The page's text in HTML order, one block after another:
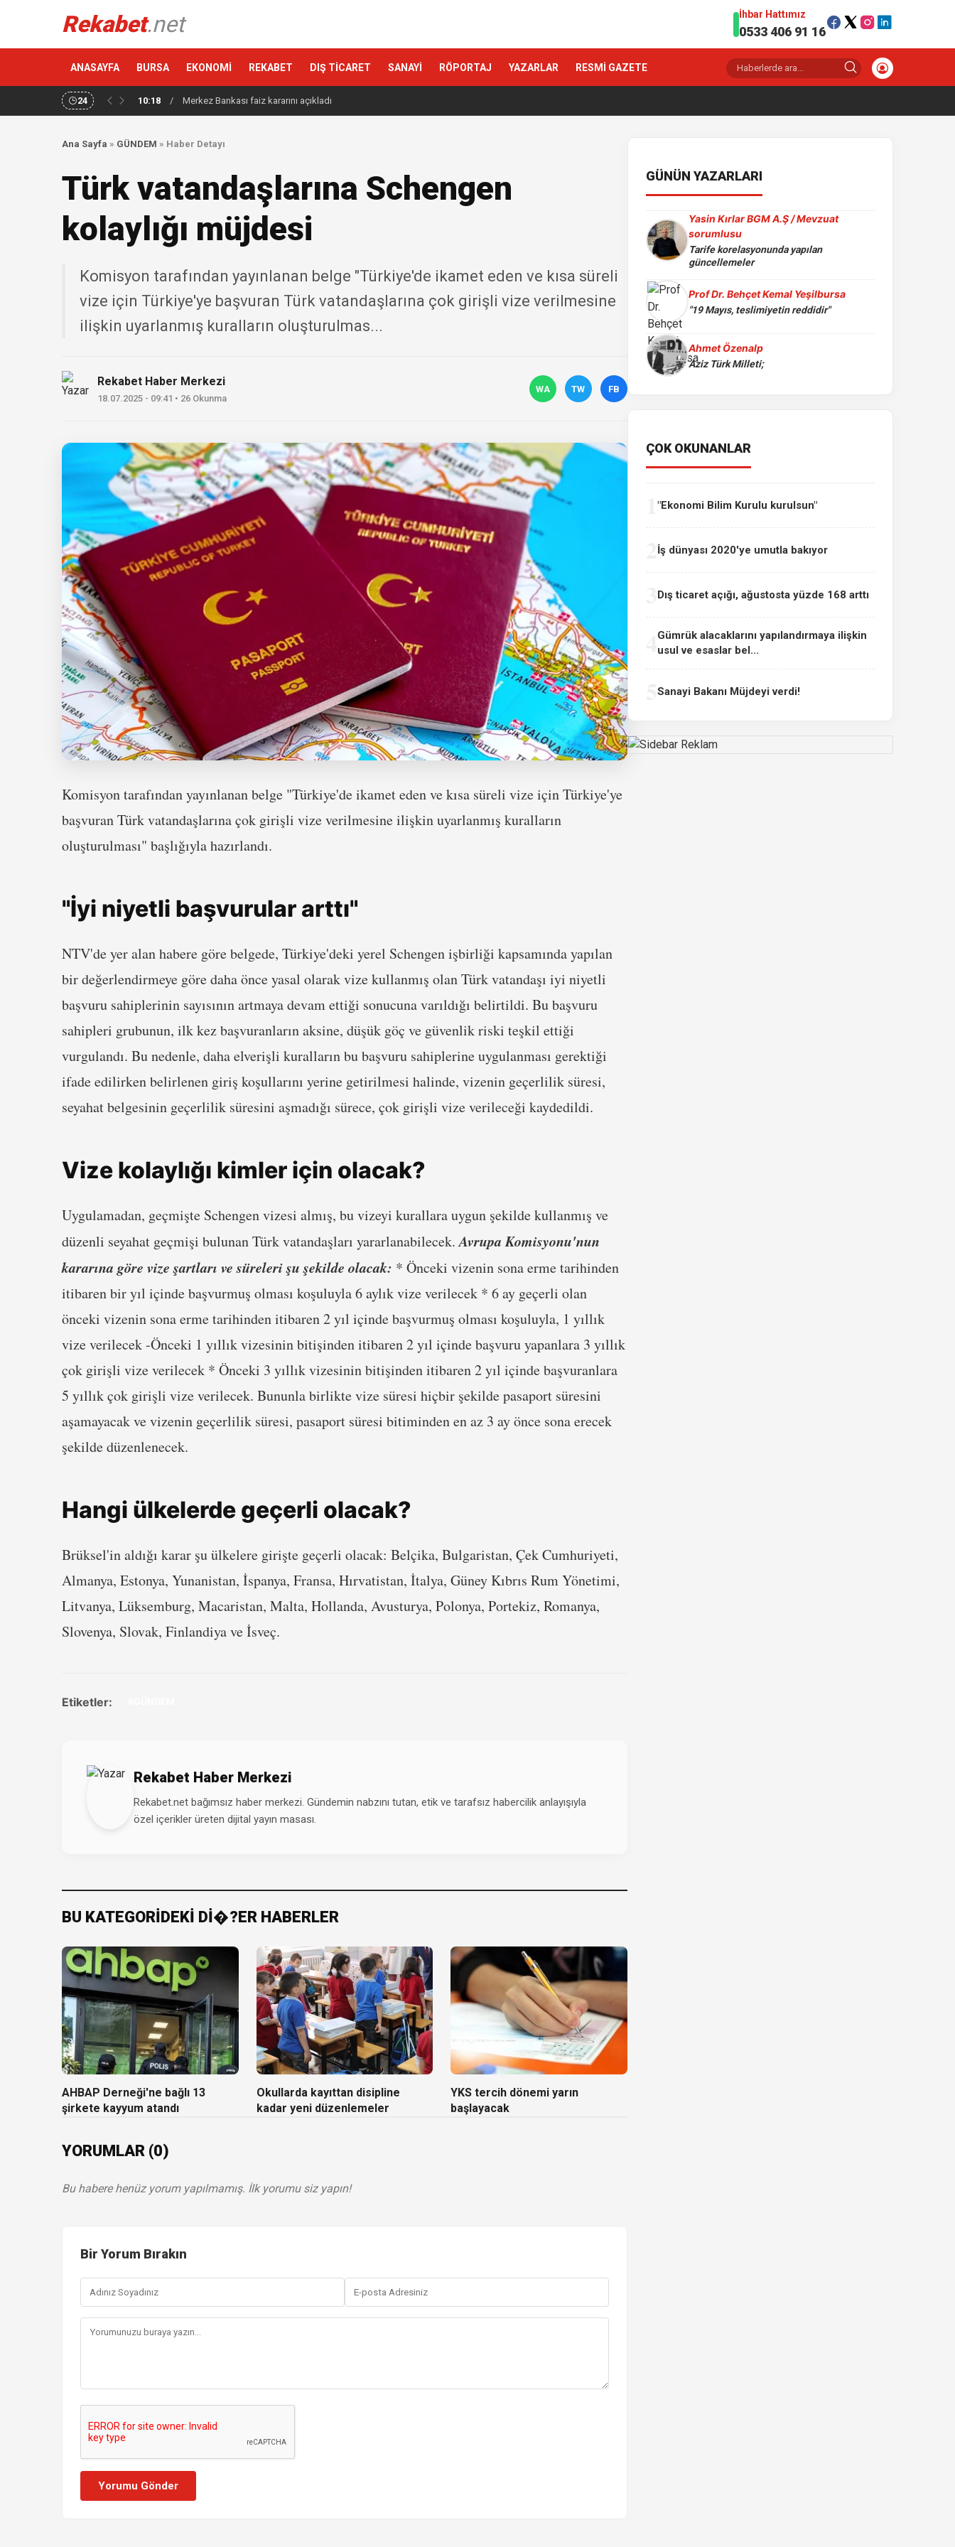
Rekabet.net İhbar Hattımız
0533 406 91 16
ANASAYFA BURSA EKONOMİ REKABET DIŞ TİCARET SANAYİ RÖPORTAJ YAZARLAR RESMİ GAZETE
24 10:18 / Merkez Bankası faiz kararını açıkladı
Ana Sayfa » GÜNDEM » Haber Detayı
Türk vatandaşlarına Schengen
kolaylığı müjdesi
Komisyon tarafından yayınlanan belge "Türkiye'de ikamet eden ve kısa süreli
vize için Türkiye'ye başvuran Türk vatandaşlarına çok girişli vize verilmesine
ilişkin uyarlanmış kuralların oluşturulmas...
Rekabet Haber Merkezi
18.07.2025 - 09:41 • 26 Okunma
WA TW FB
Komisyon tarafından yayınlanan belge "Türkiye'de ikamet eden ve kısa süreli vize için Türkiye'ye
başvuran Türk vatandaşlarına çok girişli vize verilmesine ilişkin uyarlanmış kuralların
oluşturulması" başlığıyla hazırlandı.
"İyi niyetli başvurular arttı"
NTV'de yer alan habere göre belgede, Türkiye'deki yerel Schengen işbirliği kapsamında yapılan
bir değerlendirmeye göre daha önce yasal olarak vize kullanmış olan Türk vatandaşı iyi niyetli
başvuru sahiplerinin sayısının artmaya devam ettiği sonucuna varıldığı belirtildi. Bu başvuru
sahipleri grubunun, ilk kez başvuranların aksine, düşük göç ve güvenlik riski teşkil ettiği
vurgulandı. Bu nedenle, daha elverişli kuralların bu başvuru sahiplerine uygulanması gerektiği
ifade edilirken belirlenen giriş koşullarını yerine getirilmesi halinde, vizenin geçerlilik süresi,
seyahat belgesinin geçerlilik süresini aşmadığı sürece, çok girişli vize verileceği kaydedildi.
Vize kolaylığı kimler için olacak?
Uygulamadan, geçmişte Schengen vizesi almış, bu vizeyi kurallara uygun şekilde kullanmış ve
düzenli seyahat geçmişi bulunan Türk vatandaşları yararlanabilecek.Avrupa Komisyonu'nun
kararına göre vize şartları ve süreleri şu şekilde olacak: * Önceki vizenin sona erme tarihinden
itibaren bir yıl içinde başvurmuş olması koşuluyla 6 aylık vize verilecek * 6 ay geçerli olan
önceki vizenin sona erme tarihinden itibaren 2 yıl içinde başvurmuş olması koşuluyla, 1 yıllık
vize verilecek -Önceki 1 yıllık vizesinin bitişinden itibaren 2 yıl içinde başvuru yapanlara 3 yıllık
çok girişli vize verilecek * Önceki 3 yıllık vizesinin bitişinden itibaren 2 yıl içinde başvuranlara
5 yıllık çok girişli vize verilecek. Bununla birlikte vize süresi hiçbir şekilde pasaport süresini
aşamayacak ve vizenin geçerlilik süresi, pasaport süresi bitiminden en az 3 ay önce sona erecek
şekilde düzenlenecek.
Hangi ülkelerde geçerli olacak?
Brüksel'in aldığı karar şu ülkelere girişte geçerli olacak: Belçika, Bulgaristan, Çek Cumhuriyeti,
Almanya, Estonya, Yunanistan, İspanya, Fransa, Hırvatistan, İtalya, Güney Kıbrıs Rum Yönetimi,
Litvanya, Lüksemburg, Macaristan, Malta, Hollanda, Avusturya, Polonya, Portekiz, Romanya,
Slovenya, Slovak, Finlandiya ve İsveç.
Etiketler:
Rekabet Haber Merkezi
Rekabet.net bağımsız haber merkezi. Gündemin nabzını tutan, etik ve tarafsız habercilik anlayışıyla
özel içerikler üreten dijital yayın masası.
BU KATEGORİDEKİ Dİ�?ER HABERLER
AHBAP Derneği'ne bağlı 13
şirkete kayyum atandı
Okullarda kayıttan disipline
kadar yeni düzenlemeler
YKS tercih dönemi yarın
başlayacak
YORUMLAR (0)
Bu habere henüz yorum yapılmamış. İlk yorumu siz yapın!
Bir Yorum Bırakın
Yorumu Gönder
GÜNÜN YAZARLARI
Yasin Kırlar BGM A.Ş / Mevzuat
sorumlusu
Tarife korelasyonunda yapılan
güncellemeler
Prof Dr. Behçet Kemal Yeşilbursa
"19 Mayıs, teslimiyetin reddidir"
Ahmet Özenalp
Aziz Türk Milleti;
ÇOK OKUNANLAR
"Ekonomi Bilim Kurulu kurulsun"
İş dünyası 2020'ye umutla bakıyor
Dış ticaret açığı, ağustosta yüzde 168 arttı
Gümrük alacaklarını yapılandırmaya ilişkin
usul ve esaslar bel...
Sanayi Bakanı Müjdeyi verdi!